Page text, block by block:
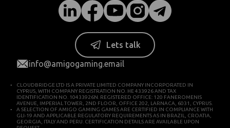
Lets talk
info@amigogaming.email
CLOUDBRIDGE LTD IS A PRIVATE LIMITED COMPANY INCORPORATED IN
CYPRUS, WITH COMPANY REGISTRATION NO. HE 433926 AND TAX
IDENTIFICATION NO. 10433926N. REGISTERED OFFICE: 120 FANEROMENIS
AVENUE, IMPERIAL TOWER, 2ND FLOOR, OFFICE 202, LARNACA, 6031, CYPRUS.
A SELECTION OF AMIGO GAMING GAMES ARE CERTIFIED IN COMPLIANCE WITH
GLI-19 AND APPLICABLE REGULATORY REQUIREMENTS AS IN BRAZIL, CROATIA,
GEORGIA, ITALY AND PERU. CERTIFICATION DETAILS ARE AVAILABLE UPON